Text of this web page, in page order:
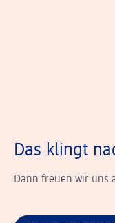
Das klingt
Dann freuen wir uns